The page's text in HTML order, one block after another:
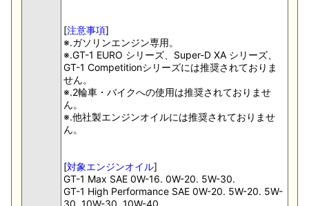
[注意事項]
※.ガソリンエンジン専用。
※.GT-1 EURO シリーズ、Super-D XA シリーズ、
GT-1 Competitionシリーズには推奨されておりま
せん。
※.2輪車・バイクへの使用は推奨されておりませ
ん。
※.他社製エンジンオイルには推奨されておりませ
ん。
[対象エンジンオイル]
GT-1 Max SAE 0W-16. 0W-20. 5W-30.
GT-1 High Performance SAE 0W-20. 5W-20. 5W-